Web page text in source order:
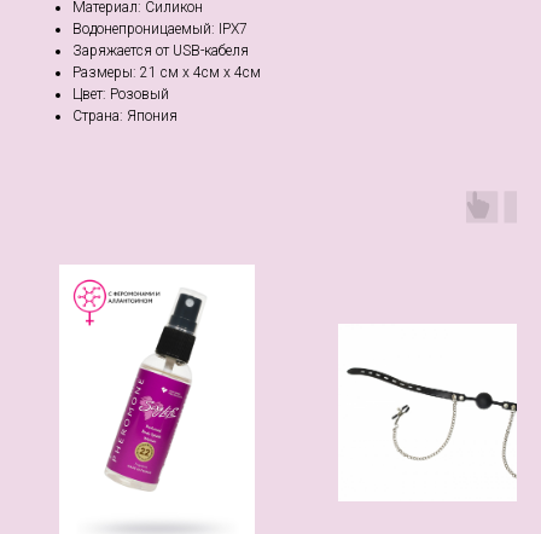
Материал: Силикон
Водонепроницаемый: IPX7
Заряжается от USB-кабеля
Размеры: 21 см х 4см х 4см
Цвет: Розовый
Страна: Япония